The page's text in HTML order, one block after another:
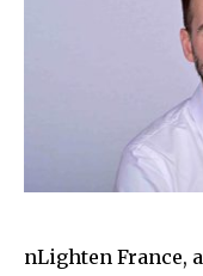
nLighten France,